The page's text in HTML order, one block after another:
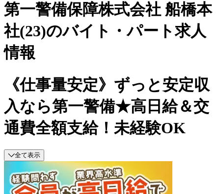
第一警備保障株式会社 船橋本
社(23)のバイト・パート求人
情報
《仕事量安定》ずっと安定収
入なら第一警備★高日給＆交
通費全額支給！未経験OK
全て表示